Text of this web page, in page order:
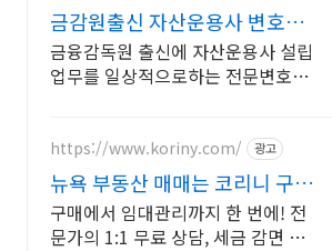
금감원출신 자산운용사 변호사
금감원 인허가등록 담당자출신
금융감독원 출신에 자산운용사 설립
업무를 일상적으로하는 전문변호사
자산운용사 펀드 금감원대응 모두전
문
https://www.koriny.com/ 광고
뉴욕 부동산 매매는 코리니 구매
에서 임대관리까지 한번에
구매에서 임대관리까지 한 번에! 전
문가의 1:1 무료 상담, 세금 감면 매